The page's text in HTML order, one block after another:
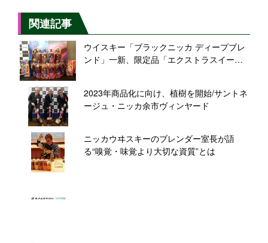
関連記事
ウイスキー「ブラックニッカ ディープブレ
ンド」一新、限定品「エクストラスイー
2023年商品化に向け、植樹を開始/サントネ
ージュ・ニッカ余市ヴィンヤード
ニッカウヰスキーのブレンダー室長が語
る“嗅覚・味覚より大切な資質”とは